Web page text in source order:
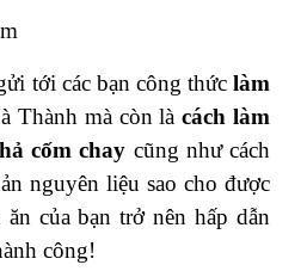
tới các bạn công thức làm
Thành mà còn làcách làm
cốm chay cũng như cách
nguyên liệu sao cho được
của bạn trở nên hấp dẫn
công!